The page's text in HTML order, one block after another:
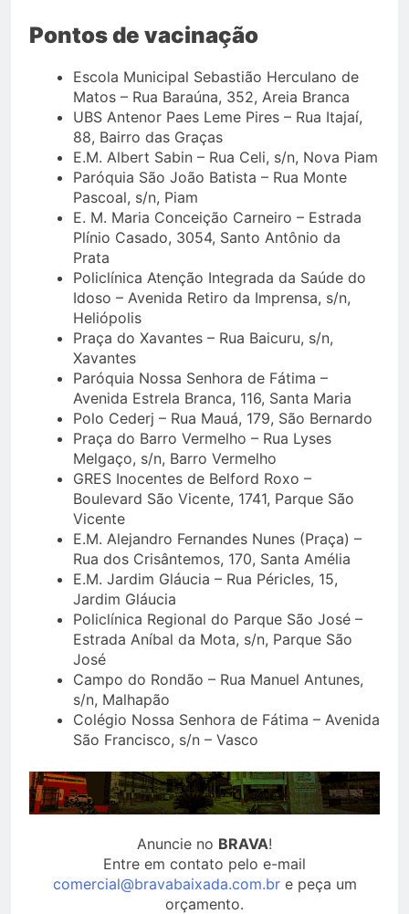
Pontos de vacinação
Escola Municipal Sebastião Herculano de
Matos – Rua Baraúna, 352, Areia Branca
UBS Antenor Paes Leme Pires – Rua Itajaí,
88, Bairro das Graças
E.M. Albert Sabin – Rua Celi, s/n, Nova Piam
Paróquia São João Batista – Rua Monte
Pascoal, s/n, Piam
E. M. Maria Conceição Carneiro – Estrada
Plínio Casado, 3054, Santo Antônio da
Prata
Policlínica Atenção Integrada da Saúde do
Idoso – Avenida Retiro da Imprensa, s/n,
Heliópolis
Praça do Xavantes – Rua Baicuru, s/n,
Xavantes
Paróquia Nossa Senhora de Fátima –
Avenida Estrela Branca, 116, Santa Maria
Polo Cederj – Rua Mauá, 179, São Bernardo
Praça do Barro Vermelho – Rua Lyses
Melgaço, s/n, Barro Vermelho
GRES Inocentes de Belford Roxo –
Boulevard São Vicente, 1741, Parque São
Vicente
E.M. Alejandro Fernandes Nunes (Praça) –
Rua dos Crisântemos, 170, Santa Amélia
E.M. Jardim Gláucia – Rua Péricles, 15,
Jardim Gláucia
Policlínica Regional do Parque São José –
Estrada Aníbal da Mota, s/n, Parque São
José
Campo do Rondão – Rua Manuel Antunes,
s/n, Malhapão
Colégio Nossa Senhora de Fátima – Avenida
São Francisco, s/n – Vasco
Anuncie no BRAVA!
Entre em contato pelo e-mail
comercial@bravabaixada.com.bre peça um
orçamento.